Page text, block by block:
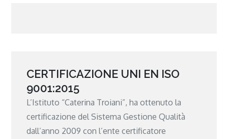
CERTIFICAZIONE UNI EN ISO
9001:2015
L’Istituto “Caterina Troiani”, ha ottenuto la
certificazione del Sistema Gestione Qualità
dall’anno 2009 con l’ente certificatore